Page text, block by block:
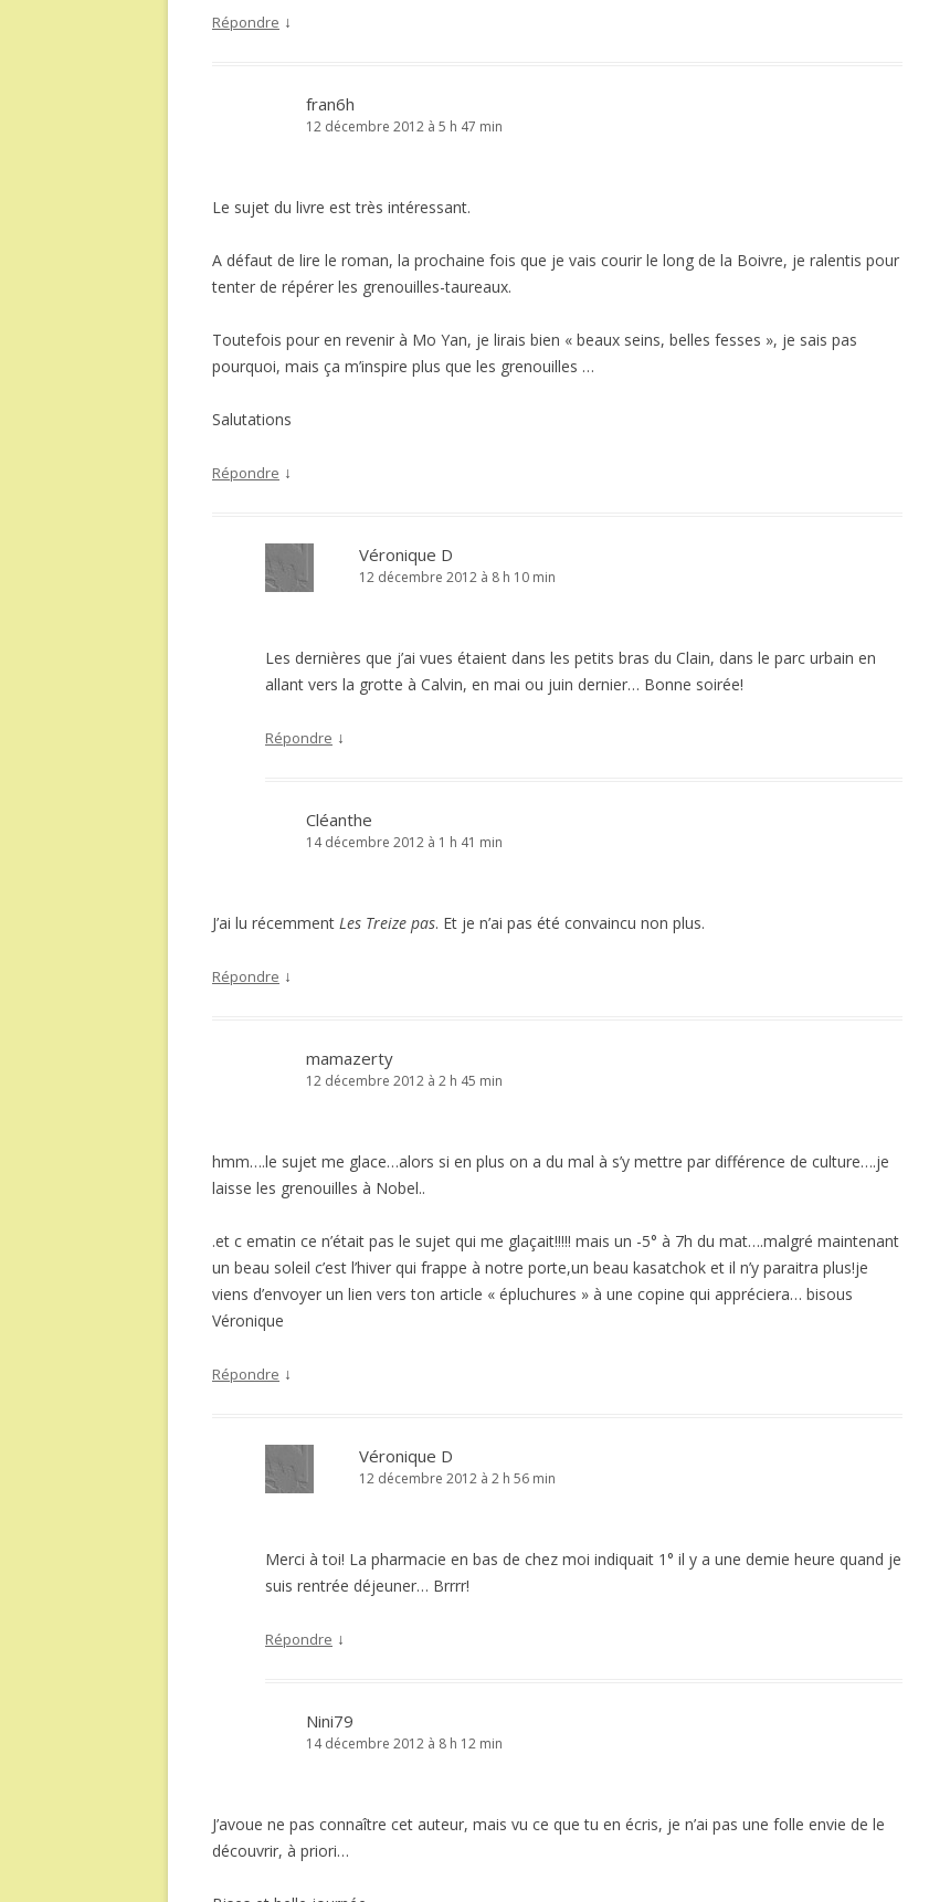
Répondre ↓
fran6h
12 décembre 2012 à 5 h 47 min
Le sujet du livre est très intéressant.
A défaut de lire le roman, la prochaine fois que je vais courir le long de la Boivre, je ralentis pour
tenter de répérer les grenouilles-taureaux.
Toutefois pour en revenir à Mo Yan, je lirais bien « beaux seins, belles fesses », je sais pas
pourquoi, mais ça m’inspire plus que les grenouilles …
Salutations
Répondre ↓
Véronique D
12 décembre 2012 à 8 h 10 min
Les dernières que j’ai vues étaient dans les petits bras du Clain, dans le parc urbain en
allant vers la grotte à Calvin, en mai ou juin dernier… Bonne soirée!
Répondre ↓
Cléanthe
14 décembre 2012 à 1 h 41 min
J’ai lu récemment Les Treize pas. Et je n’ai pas été convaincu non plus.
Répondre ↓
mamazerty
12 décembre 2012 à 2 h 45 min
hmm….le sujet me glace…alors si en plus on a du mal à s’y mettre par différence de culture….je
laisse les grenouilles à Nobel..
.et c ematin ce n’était pas le sujet qui me glaçait!!!!! mais un -5° à 7h du mat….malgré maintenant
un beau soleil c’est l’hiver qui frappe à notre porte,un beau kasatchok et il n’y paraitra plus!je
viens d’envoyer un lien vers ton article « épluchures » à une copine qui appréciera… bisous
Véronique
Répondre ↓
Véronique D
12 décembre 2012 à 2 h 56 min
Merci à toi! La pharmacie en bas de chez moi indiquait 1° il y a une demie heure quand je
suis rentrée déjeuner… Brrrr!
Répondre ↓
Nini79
14 décembre 2012 à 8 h 12 min
J’avoue ne pas connaître cet auteur, mais vu ce que tu en écris, je n’ai pas une folle envie de le
découvrir, à priori…